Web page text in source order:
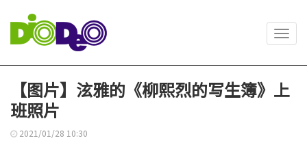
【图片】泫雅的《柳熙烈的写生簿》上
班照片
2021/01/28 10:30